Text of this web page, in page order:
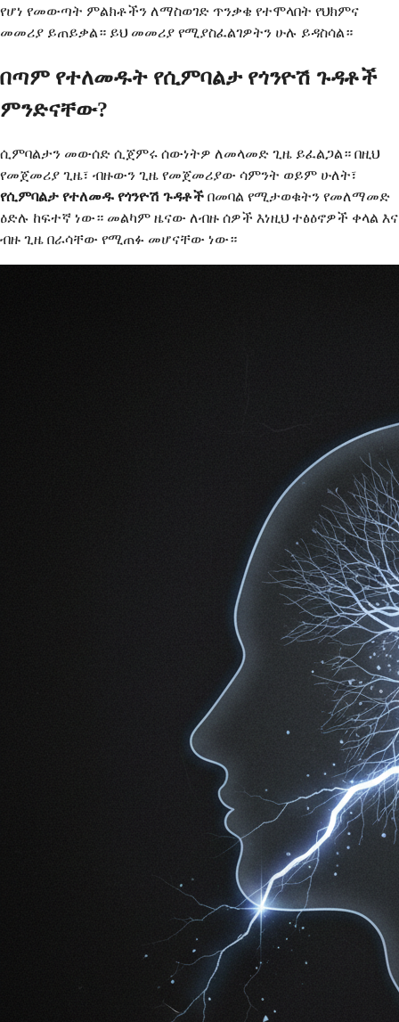
የሆነ የመውጣት ምልክቶችን ለማስወገድ ጥንቃቄ የተሞላበት የህክምና
መመሪያ ይጠይቃል። ይህ መመሪያ የሚያስፈልገዎትን ሁሉ ይዳስሳል።
በጣም የተለመዱት የሲምባልታ የጎንዮሽ ጉዳቶች
ምንድናቸው?
ሲምባልታን መውሰድ ሲጀምሩ ሰውነትዎ ለመላመድ ጊዜ ይፈልጋል። በዚህ
የመጀመሪያ ጊዜ፣ ብዙውን ጊዜ የመጀመሪያው ሳምንት ወይም ሁለት፣
የሲምባልታ የተለመዱ የጎንዮሽ ጉዳቶች በመባል የሚታወቁትን የመለማመድ
ዕድሉ ከፍተኛ ነው። መልካም ዜናው ለብዙ ሰዎች እነዚህ ተፅዕኖዎች ቀላል እና
ብዙ ጊዜ በራሳቸው የሚጠፉ መሆናቸው ነው።